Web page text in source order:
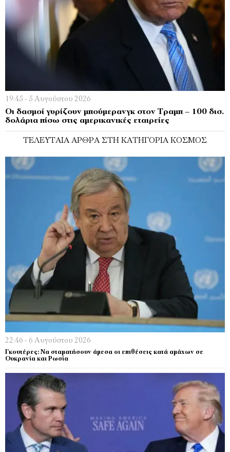
19:45 - 5 Αυγούστου 2026
Οι δασμοί γυρίζουν μπούμερανγκ στον Τραμπ – 100 δισ.
δολάρια πίσω στις αμερικανικές εταιρείες
ΤΕΛΕΥΤΑΊΑ ΆΡΘΡΑ ΣΤΗ ΚΑΤΗΓΟΡΊΑ ΚΌΣΜΟΣ
22:46 - 6 Αυγούστου 2026
Γκουτέρες: Να σταματήσουν άμεσα οι επιθέσεις κατά αμάχων σε
Ουκρανία και Ρωσία